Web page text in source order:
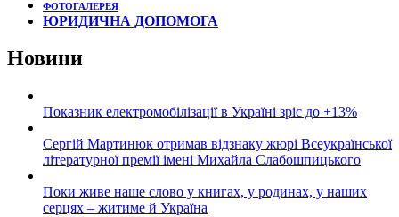
ФОТОГАЛЕРЕЯ
ЮРИДИЧНА ДОПОМОГА
Новини
Показник електромобілізації в Україні зріс до +13%
Сергій Мартинюк отримав відзнаку жюрі Всеукраїнської
літературної премії імені Михайла Слабошпицького
Поки живе наше слово у книгах, у родинах, у наших
серцях – житиме й Україна